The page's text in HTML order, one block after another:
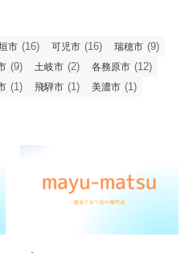
市 (16) 可児市 (16) 瑞穂市 (9)
(9) 土岐市 (2) 各務原市 (12)
(1) 飛騨市 (1) 美濃市 (1)